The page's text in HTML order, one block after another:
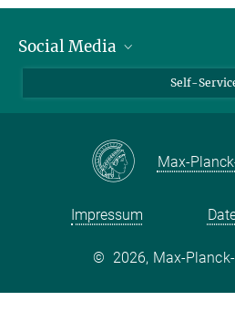
Social Media
Facebook
Self-
Max-
Impressum
© 2026, Max-